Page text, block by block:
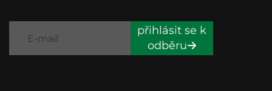
přihlásit se k
odběru